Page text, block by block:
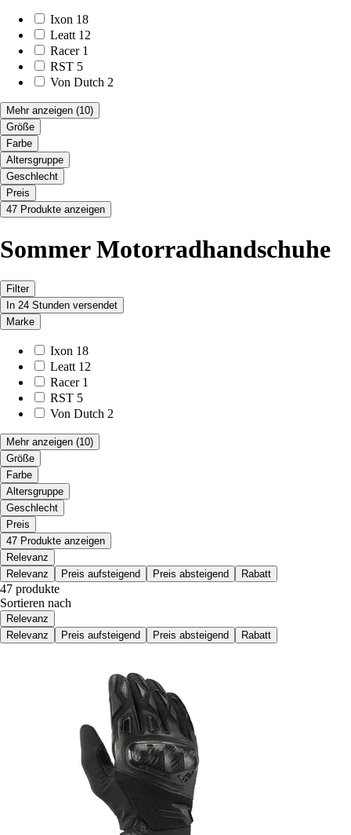
Ixon 18
Leatt 12
Racer 1
RST 5
Von Dutch 2
Mehr anzeigen (10)
Größe
Farbe
Altersgruppe
Geschlecht
Preis
47 Produkte anzeigen
Sommer Motorradhandschuhe
Filter
In 24 Stunden versendet
Marke
Ixon 18
Leatt 12
Racer 1
RST 5
Von Dutch 2
Mehr anzeigen (10)
Größe
Farbe
Altersgruppe
Geschlecht
Preis
47 Produkte anzeigen
Relevanz
Relevanz
Preis aufsteigend Preis absteigend Rabatt
47 produkte
Sortieren nach
Relevanz
Relevanz
Preis aufsteigend Preis absteigend Rabatt